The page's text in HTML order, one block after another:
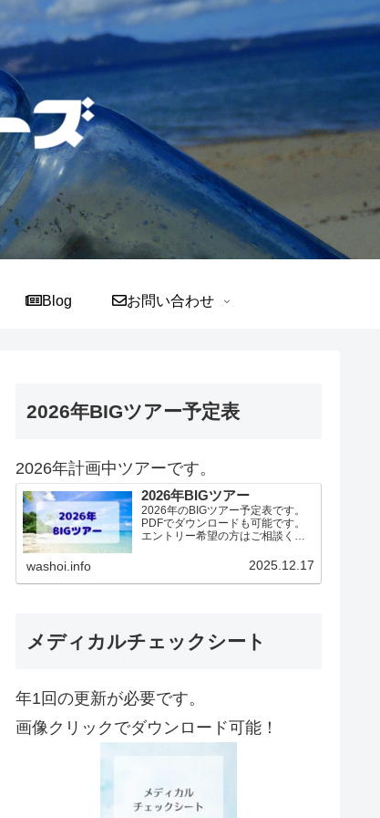
Blog お問い合わせ
2026年BIGツアー予定表
2026年計画中ツアーです。
2026年BIGツアー
2026年のBIGツアー予定表です。
PDFでダウンロードも可能です。
エントリー希望の方はご相談くだ
より変動ありますので、ご確認く
新）ダウンロードPDFでアップロ
washoi.info 2025.12.17
メディカルチェックシート
年1回の更新が必要です。
画像クリックでダウンロード可能！